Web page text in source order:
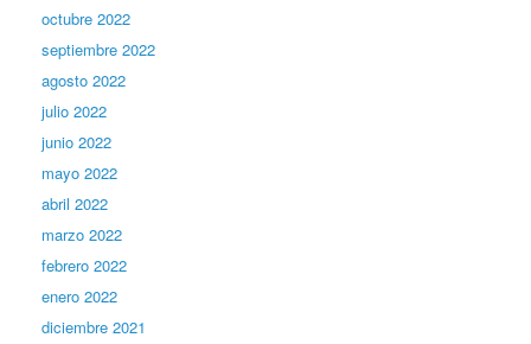
octubre 2022
septiembre 2022
agosto 2022
julio 2022
junio 2022
mayo 2022
abril 2022
marzo 2022
febrero 2022
enero 2022
diciembre 2021